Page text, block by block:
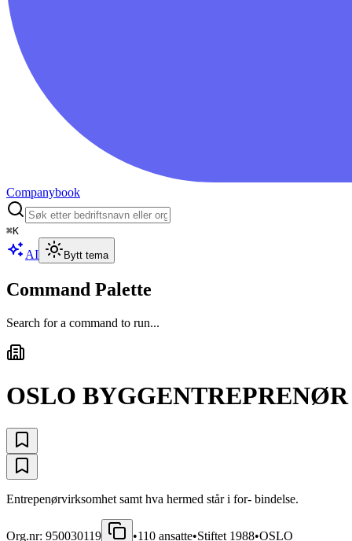
Companybook
⌘K
AI Bytt tema
Command Palette
Search for a command to run...
OSLO BYGGENTREPRENØR
Entrepenørvirksomhet samt hva hermed står i for- bindelse.
Org.nr: 950030119 •110 ansatte•Stiftet 1988•OSLO